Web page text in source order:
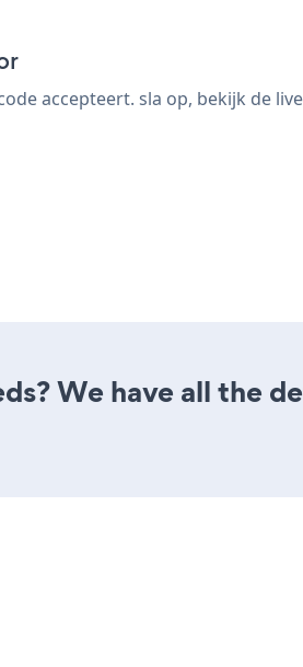
accepteert. sla op, bekijk de
We have all the